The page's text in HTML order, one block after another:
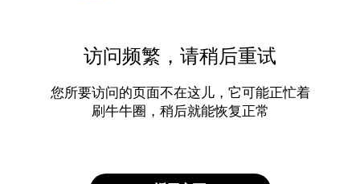
访问频繁，请稍后重试
您所要访问的页面不在这儿，它可能正忙着
刷牛牛圈，稍后就能恢复正常